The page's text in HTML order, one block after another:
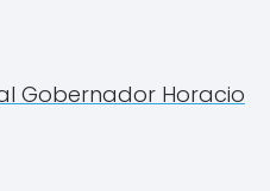
Gobernador Horacio